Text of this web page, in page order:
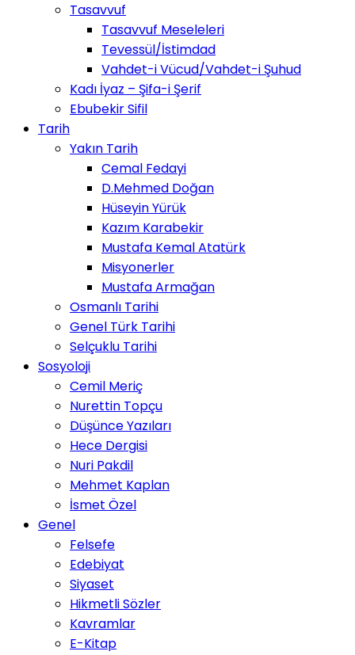
Tasavvuf
Tasavvuf Meseleleri
Tevessül/İstimdad
Vahdet-i Vücud/Vahdet-i Şuhud
Kadı İyaz – Şifa-i Şerif
Ebubekir Sifil
Tarih
Yakın Tarih
Cemal Fedayi
D.Mehmed Doğan
Hüseyin Yürük
Kazım Karabekir
Mustafa Kemal Atatürk
Misyonerler
Mustafa Armağan
Osmanlı Tarihi
Genel Türk Tarihi
Selçuklu Tarihi
Sosyoloji
Cemil Meriç
Nurettin Topçu
Düşünce Yazıları
Hece Dergisi
Nuri Pakdil
Mehmet Kaplan
İsmet Özel
Genel
Felsefe
Edebiyat
Siyaset
Hikmetli Sözler
Kavramlar
E-Kitap